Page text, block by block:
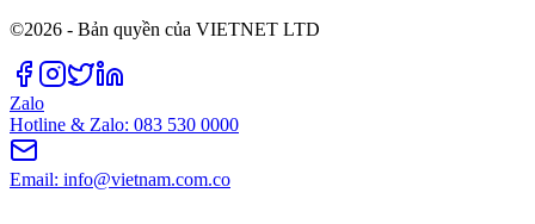
©2026 - Bản quyền của VIETNET LTD
Zalo
Hotline & Zalo: 083 530 0000
Email: info@vietnam.com.co